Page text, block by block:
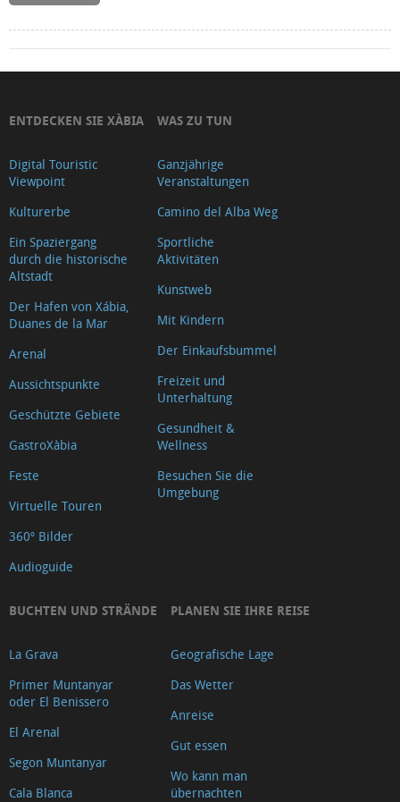
ENTDECKEN SIE XÀBIA
Digital Touristic
Viewpoint
Kulturerbe
Ein Spaziergang
durch die historische
Altstadt
Der Hafen von Xábia,
Duanes de la Mar
Arenal
Aussichtspunkte
Geschützte Gebiete
GastroXàbia
Feste
Virtuelle Touren
360º Bilder
Audioguide
WAS ZU TUN
Ganzjährige
Veranstaltungen
Camino del Alba Weg
Sportliche
Aktivitäten
Kunstweb
Mit Kindern
Der Einkaufsbummel
Freizeit und
Unterhaltung
Gesundheit &
Wellness
Besuchen Sie die
Umgebung
BUCHTEN UND STRÄNDE
La Grava
Primer Muntanyar
oder El Benissero
El Arenal
Segon Muntanyar
Cala Blanca
PLANEN SIE IHRE REISE
Geografische Lage
Das Wetter
Anreise
Gut essen
Wo kann man
übernachten